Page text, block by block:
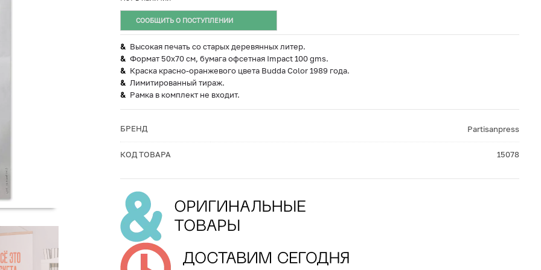
СООБЩИТЬ О ПОСТУПЛЕНИИ
Высокая печать со старых деревянных литер.
Формат 50х70 см, бумага офсетная Impact 100 gms.
Краска красно-оранжевого цвета Budda Color 1989 года.
Лимитированный тираж.
Рамка в комплект не входит.
БРЕНД Partisanpress
КОД ТОВАРА 15078